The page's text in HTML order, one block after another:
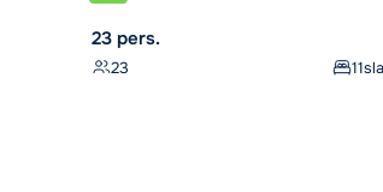
Klantwaardering
23 pers.
23 11